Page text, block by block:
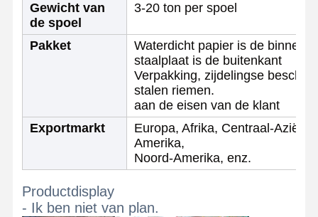
Naadloze Staalpijpen
Buizen van roestvrij staal
Warmgewalste rollen
met een gewicht van niet meer dan 50 kg
Gewicht van
de spoel
3-20 ton per spoel
Pakket
Waterdicht papier is de
staalplaat is de buitenkant
Verpakking, zijdelingse
stalen riemen.
aan de eisen van de klant
Exportmarkt
Europa, Afrika, Centraal-Azië,
Amerika,
Noord-Amerika, enz.
Productdisplay
- Ik ben niet van plan.